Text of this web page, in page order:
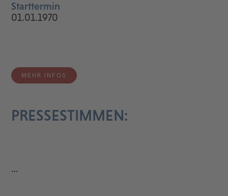
Starttermin
01.01.1970
MEHR INFOS
PRESSESTIMMEN:
…